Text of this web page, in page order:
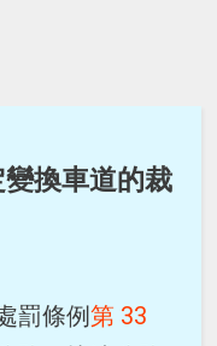
換車道的裁
罰條例第 33